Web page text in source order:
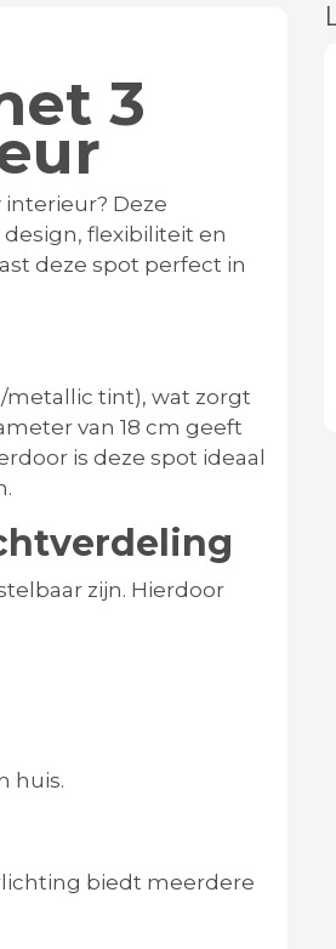
3
Deze
flexibiliteit en
deze spot perfect in
tint), wat zorgt
van 18 cm geeft
is deze spot ideaal
zijn. Hierdoor
huis.
biedt meerdere